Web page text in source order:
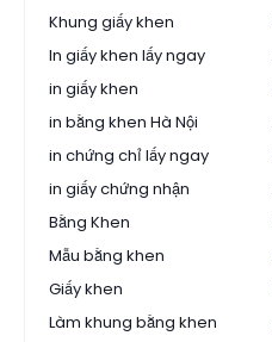
Khung giấy khen
In giấy khen lấy ngay
in giấy khen
in bằng khen Hà Nội
in chứng chỉ lấy ngay
in giấy chứng nhận
Bằng Khen
Mẫu bằng khen
Giấy khen
Làm khung bằng khen